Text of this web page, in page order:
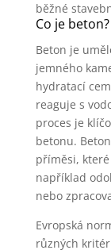
běžné
Co je beton?
Beton je
jemného
hydratací
reaguje s
proces je
betonu.
příměsi,
například
nebo
Evropská
různých